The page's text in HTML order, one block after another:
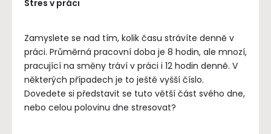
Stres v práci
Zamyslete se nad tím, kolik času strávíte denně v
práci. Průměrná pracovní doba je 8 hodin, ale mnozí,
pracující na směny tráví v práci i 12 hodin denně. V
některých případech je to ještě vyšší číslo.
Dovedete si představit se tuto větší část svého dne,
nebo celou polovinu dne stresovat?